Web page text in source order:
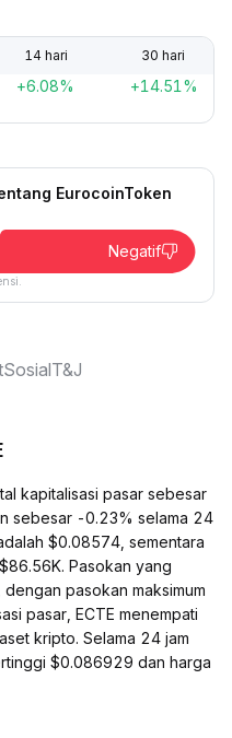
14 hari 30 hari
+6.08% +14.51%
EurocoinToken
Negatif
SosialT&J
kapitalisasi pasar sebesar
sebesar -0.23% selama 24
$0.08574, sementara
Pasokan yang
pasokan maksimum
pasar, ECTE menempati
kripto. Selama 24 jam
$0.086929 dan harga